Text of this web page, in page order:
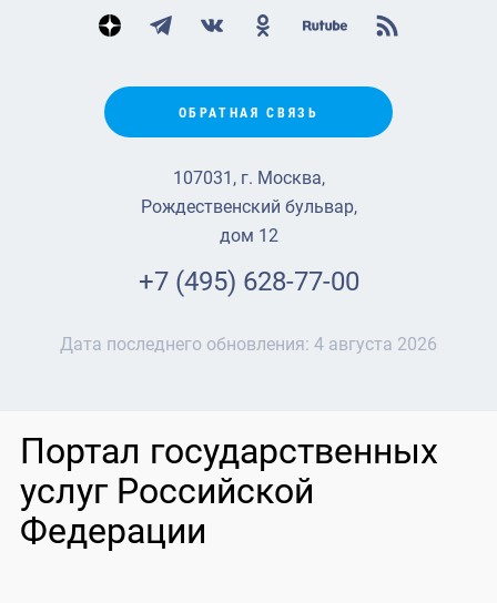
ОБРАТНАЯ СВЯЗЬ
107031, г. Москва,
Рождественский бульвар,
дом 12
+7 (495) 628-77-00
Дата последнего обновления: 4 августа 2026
Портал государственных
услуг Российской
Федерации